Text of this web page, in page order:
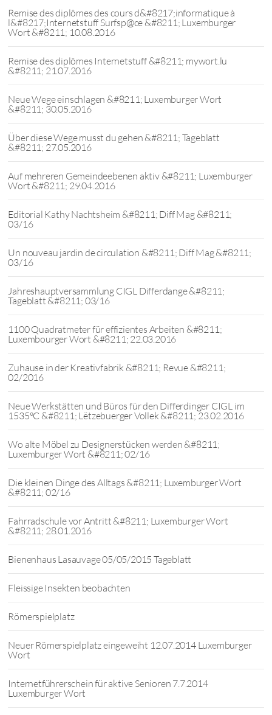
Remise des diplômes des cours d&#8217;informatique à
l&#8217;Internetstuff Surfsp@ce &#8211; Luxemburger
Wort &#8211; 10.08.2016
Remise des diplômes Internetstuff &#8211; mywort.lu
&#8211; 21.07.2016
Neue Wege einschlagen &#8211; Luxemburger Wort
&#8211; 30.05.2016
Über diese Wege musst du gehen &#8211; Tageblatt
&#8211; 27.05.2016
Auf mehreren Gemeindeebenen aktiv &#8211; Luxemburger
Wort &#8211; 29.04.2016
Editorial Kathy Nachtsheim &#8211; Diff Mag &#8211;
03/16
Un nouveau jardin de circulation &#8211; Diff Mag &#8211;
03/16
Jahreshauptversammlung CIGL Differdange &#8211;
Tageblatt &#8211; 03/16
1100 Quadratmeter für effizientes Arbeiten &#8211;
Luxembourger Wort &#8211; 22.03.2016
Zuhause in der Kreativfabrik &#8211; Revue &#8211;
02/2016
Neue Werkstätten und Büros für den Differdinger CIGL im
1535°C &#8211; Lëtzebuerger Vollek &#8211; 23.02.2016
Wo alte Möbel zu Designerstücken werden &#8211;
Luxemburger Wort &#8211; 02/16
Die kleinen Dinge des Alltags &#8211; Luxemburger Wort
&#8211; 02/16
Fahrradschule vor Antritt &#8211; Luxemburger Wort
&#8211; 28.01.2016
Bienenhaus Lasauvage 05/05/2015 Tageblatt
Fleissige Insekten beobachten
Römerspielplatz
Neuer Römerspielplatz eingeweiht 12.07.2014 Luxemburger
Wort
Internetführerschein für aktive Senioren 7.7.2014
Luxemburger Wort